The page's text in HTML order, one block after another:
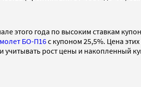
этого года по высоким ставкам
БО-П16с купоном 25,5%. Цена
учитывать рост цены и накопленный